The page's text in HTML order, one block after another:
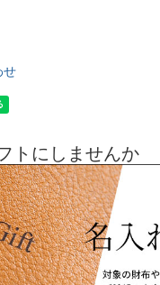
せ
トにしませんか